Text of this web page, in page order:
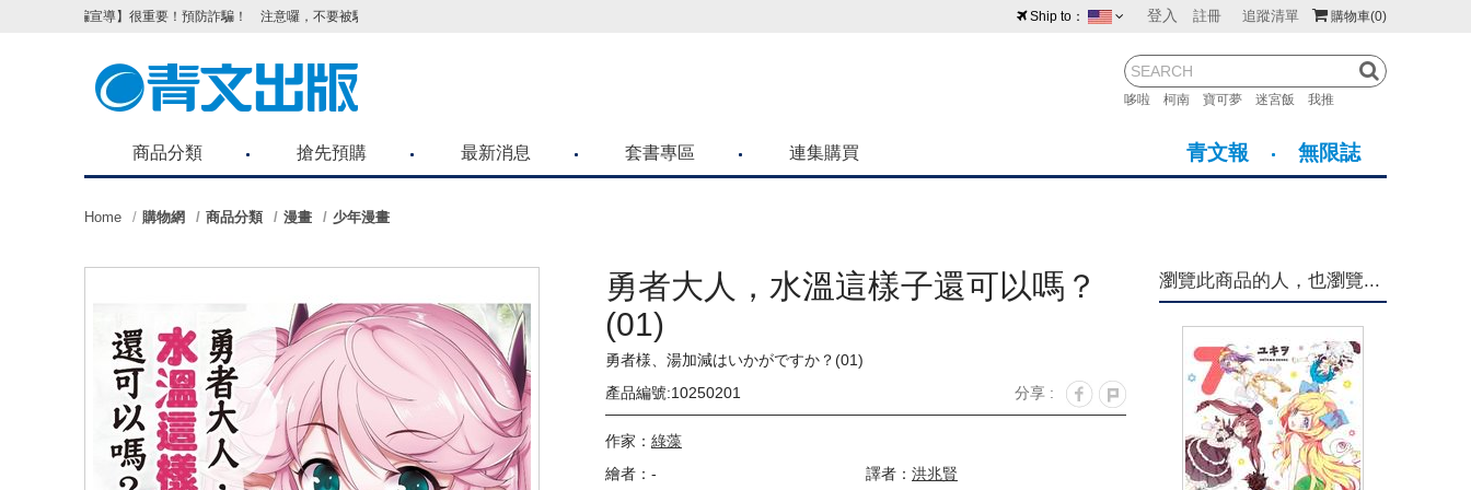
購物車(0)
登入 註冊 追蹤清單
哆啦 柯南 寶可夢 迷宮飯 我推
Ship to：
紐西蘭 馬來西亞
澳門 菲律賓
導】很重要！預防詐騙！ 注意囉，不要被騙了！請各位喜歡青文購物網的朋友們，提高警覺！
商品分類 搶先預購 最新消息 套書專區 連集購買 青文報 無限誌
Home 購物網 商品分類 漫畫 少年漫畫
勇者大人，水溫這樣子還可以嗎？
(01)
勇者様、湯加減はいかがですか？(01)
產品編號:10250201
分享 :
作家： 綠藻
繪者：-
譯者： 洪兆賢
瀏覽此商品的人，也瀏覽...